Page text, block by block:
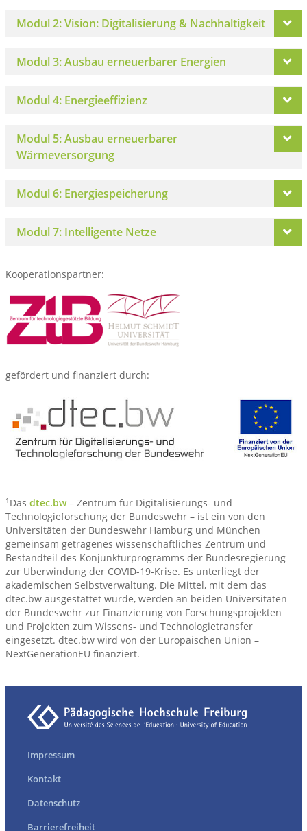
Modul 2: Vision: Digitalisierung & Nachhaltigkeit
Modul 3: Ausbau erneuerbarer Energien
Modul 4: Energieeffizienz
Modul 5: Ausbau erneuerbarer
Wärmeversorgung
Modul 6: Energiespeicherung
Modul 7: Intelligente Netze
Kooperationspartner:
gefördert und finanziert durch:
1 Das dtec.bw– Zentrum für Digitalisierungs- und
Technologieforschung der Bundeswehr – ist ein von den
Universitäten der Bundeswehr Hamburg und München
gemeinsam getragenes wissenschaftliches Zentrum und
Bestandteil des Konjunkturprogramms der Bundesregierung
zur Überwindung der COVID-19-Krise. Es unterliegt der
akademischen Selbstverwaltung. Die Mittel, mit dem das
dtec.bw ausgestattet wurde, werden an beiden Universitäten
der Bundeswehr zur Finanzierung von Forschungsprojekten
und Projekten zum Wissens- und Technologietransfer
eingesetzt. dtec.bw wird von der Europäischen Union –
NextGenerationEU finanziert.
Impressum
Kontakt
Datenschutz
Barrierefreiheit